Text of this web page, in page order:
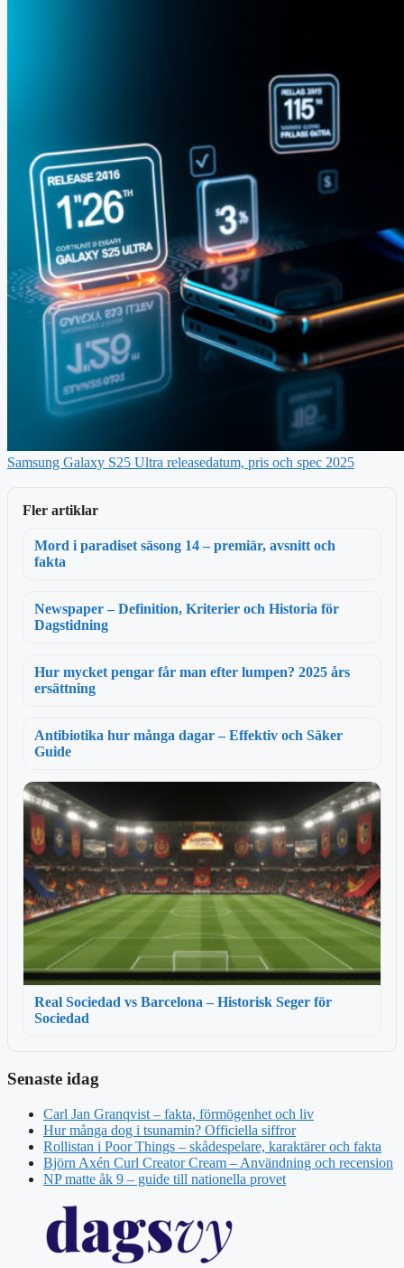
Samsung Galaxy S25 Ultra releasedatum, pris och spec 2025
Fler artiklar
Mord i paradiset säsong 14 – premiär, avsnitt och
fakta
Newspaper – Definition, Kriterier och Historia för
Dagstidning
Hur mycket pengar får man efter lumpen? 2025 års
ersättning
Antibiotika hur många dagar – Effektiv och Säker
Guide
Real Sociedad vs Barcelona – Historisk Seger för
Sociedad
Senaste idag
Carl Jan Granqvist – fakta, förmögenhet och liv
Hur många dog i tsunamin? Officiella siffror
Rollistan i Poor Things – skådespelare, karaktärer och fakta
Björn Axén Curl Creator Cream – Användning och recension
NP matte åk 9 – guide till nationella provet